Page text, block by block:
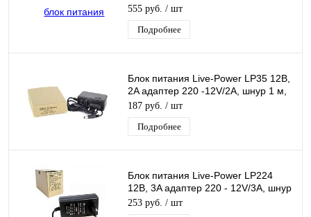
Насадок, универсальный
555 руб. / шт
Подробнее
Блок питания Live-Power LP35 12В,
2A адаптер 220 -12V/2A, шнур 1 м,
штекер 5.5*2,5 мм
187 руб. / шт
Подробнее
Блок питания Live-Power LP224
12В, 3A адаптер 220 - 12V/3A, шнур
1 м, штекер 5.5*2,5 мм
253 руб. / шт